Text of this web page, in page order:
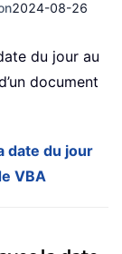
2024-08-26
du jour au
document
date du jour
VBA